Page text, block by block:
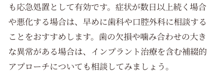
も応急処置として有効です。症状が数日以上続く場合
や悪化する場合は、早めに歯科や口腔外科に相談する
ことをおすすめします。歯の欠損や噛み合わせの大き
な異常がある場合は、インプラント治療を含む補綴的
アプローチについても相談してみましょう。